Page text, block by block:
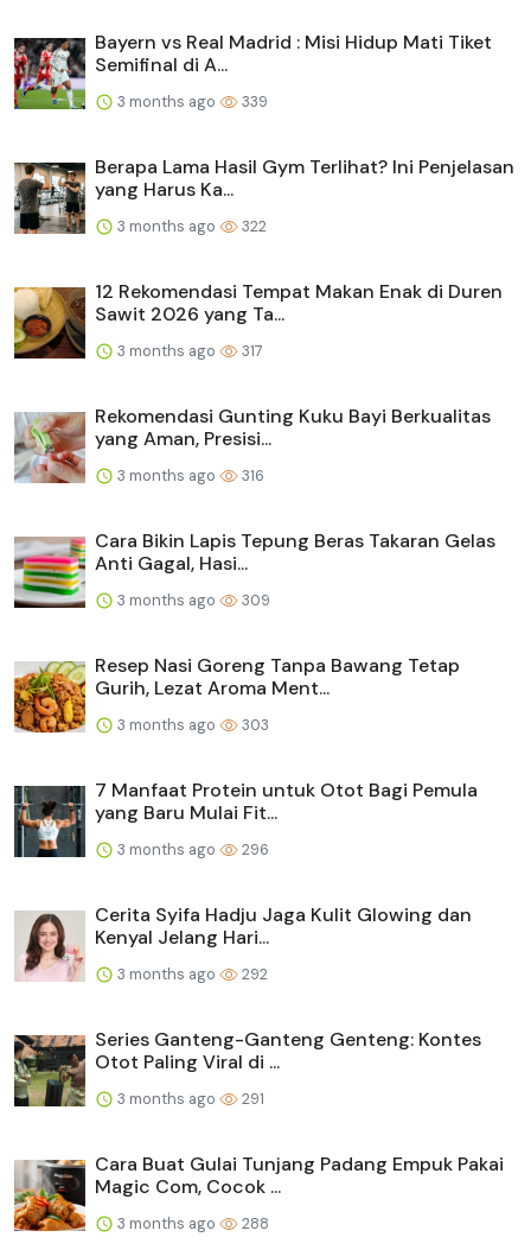
Bayern vs Real Madrid : Misi Hidup Mati Tiket
Semifinal di A...
3 months ago 339
Berapa Lama Hasil Gym Terlihat? Ini Penjelasan
yang Harus Ka...
3 months ago 322
12 Rekomendasi Tempat Makan Enak di Duren
Sawit 2026 yang Ta...
3 months ago 317
Rekomendasi Gunting Kuku Bayi Berkualitas
yang Aman, Presisi...
3 months ago 316
Cara Bikin Lapis Tepung Beras Takaran Gelas
Anti Gagal, Hasi...
3 months ago 309
Resep Nasi Goreng Tanpa Bawang Tetap
Gurih, Lezat Aroma Ment...
3 months ago 303
7 Manfaat Protein untuk Otot Bagi Pemula
yang Baru Mulai Fit...
3 months ago 296
Cerita Syifa Hadju Jaga Kulit Glowing dan
Kenyal Jelang Hari...
3 months ago 292
Series Ganteng-Ganteng Genteng: Kontes
Otot Paling Viral di ...
3 months ago 291
Cara Buat Gulai Tunjang Padang Empuk Pakai
Magic Com, Cocok ...
3 months ago 288